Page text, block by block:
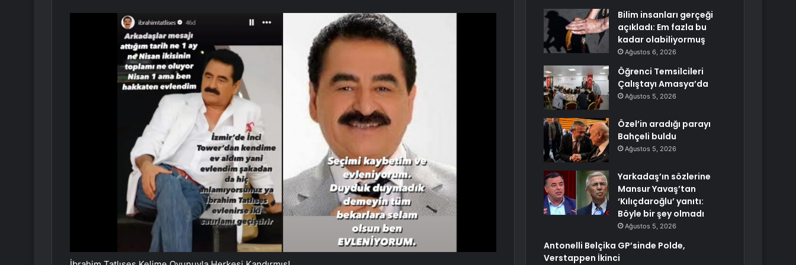
Bilim insanları gerçeği
açıkladı: Em fazla bu
kadar olabiliyormuş
Ağustos 6, 2026
Öğrenci Temsilcileri
Çalıştayı Amasya’da
Ağustos 5, 2026
Özel’in aradığı parayı
Bahçeli buldu
Ağustos 5, 2026
Yarkadaş’ın sözlerine
Mansur Yavaş’tan
‘Kılıçdaroğlu’ yanıtı:
Böyle bir şey olmadı
Ağustos 5, 2026
Antonelli Belçika GP’sinde Polde,
Verstappen İkinci